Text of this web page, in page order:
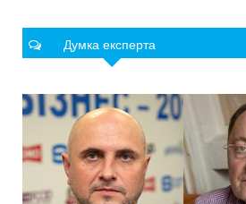
Думка експерта